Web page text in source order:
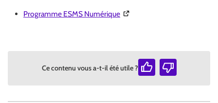
Programme ESMS Numérique(Ouverture dans une nouvelle
Ce contenu vous a-t-il été utile ?